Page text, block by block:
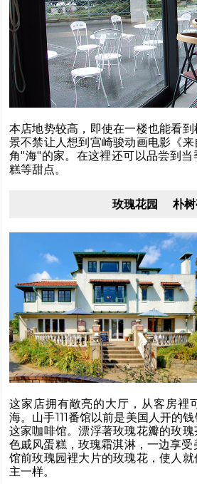
本店地势较高，即使在一楼也能看
景不禁让人想到宫崎骏动画电影《
角"海"的家。在这裡还可以品尝到
糕等甜点。
玫瑰花园 朴树
这家店拥有敞亮的大厅，从客房裡
海。山手111番馆以前是美国人开的
这家咖啡馆。漂浮著玫瑰花瓣的玫
色戚风蛋糕，玫瑰霜淇淋，一边享受
馆前玫瑰园裡大片的玫瑰花，使人
主一样。